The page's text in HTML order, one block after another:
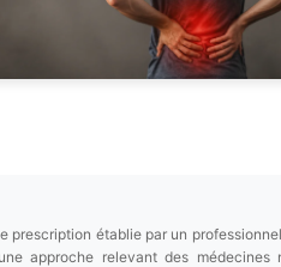
prescription établie par un
approche relevant des médecines